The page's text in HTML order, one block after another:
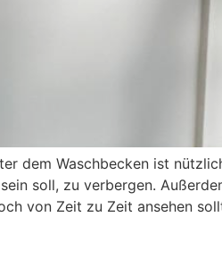
dem Waschbecken ist
soll, zu verbergen.
von Zeit zu Zeit ansehen